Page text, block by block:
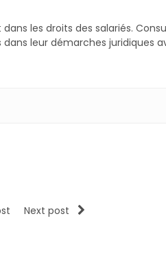
les droits des salariés.
leur démarches juridiques
Next post